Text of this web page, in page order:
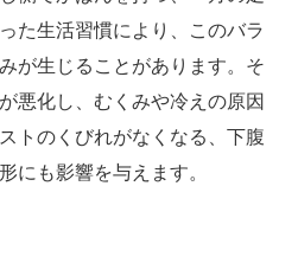
た生活習慣により、このバラ
が生じることがあります。そ
悪化し、むくみや冷えの原因
トのくびれがなくなる、下腹
にも影響を与えます。